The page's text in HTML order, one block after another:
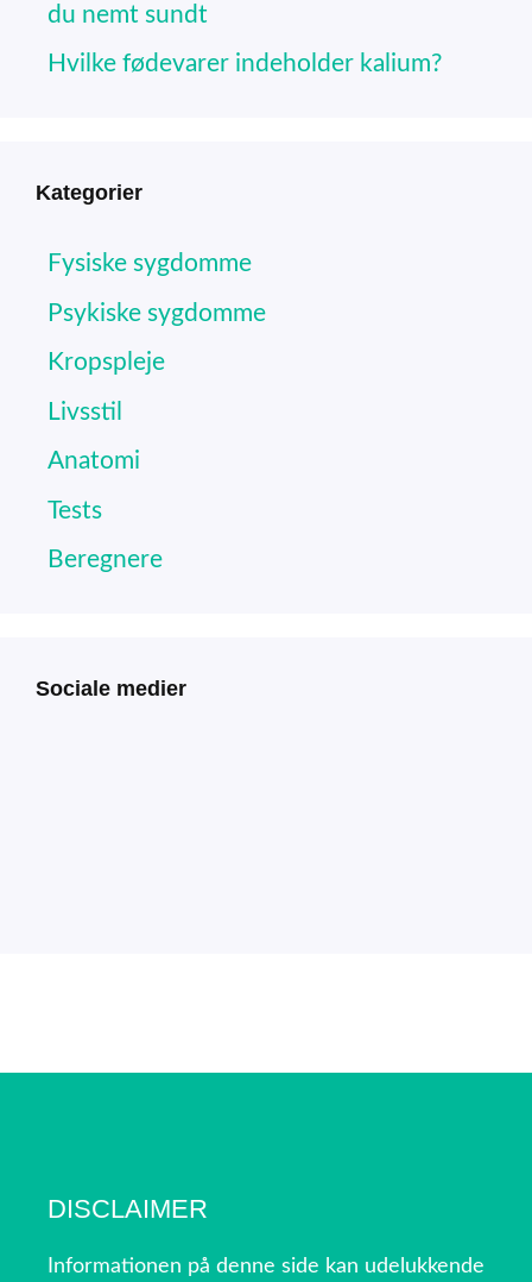
du nemt sundt
Hvilke fødevarer indeholder kalium?
Kategorier
Fysiske sygdomme
Psykiske sygdomme
Kropspleje
Livsstil
Anatomi
Tests
Beregnere
Sociale medier
DISCLAIMER
Informationen på denne side kan udelukkende